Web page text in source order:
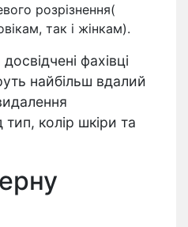
розрізнення(
так і жінкам).
фахівці
найбільш вдалий
колір шкіри та